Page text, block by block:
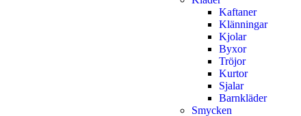
Kaftaner
Klänningar
Kjolar
Byxor
Tröjor
Kurtor
Sjalar
Barnkläder
Smycken